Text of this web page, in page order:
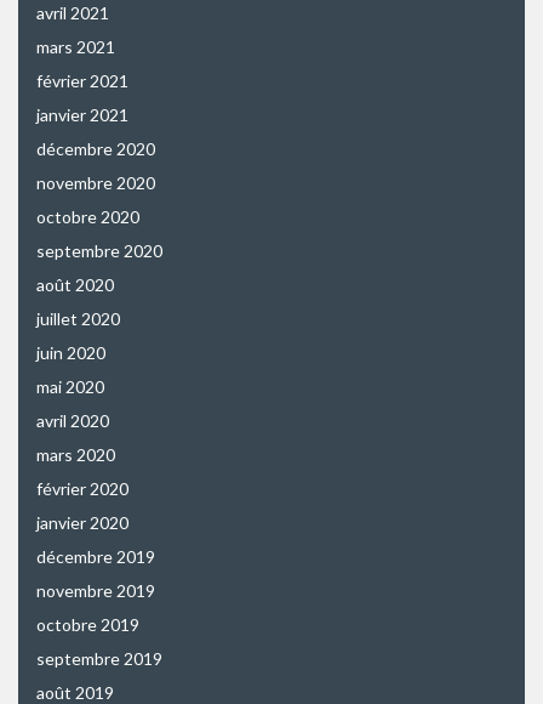
avril 2021
mars 2021
février 2021
janvier 2021
décembre 2020
novembre 2020
octobre 2020
septembre 2020
août 2020
juillet 2020
juin 2020
mai 2020
avril 2020
mars 2020
février 2020
janvier 2020
décembre 2019
novembre 2019
octobre 2019
septembre 2019
août 2019